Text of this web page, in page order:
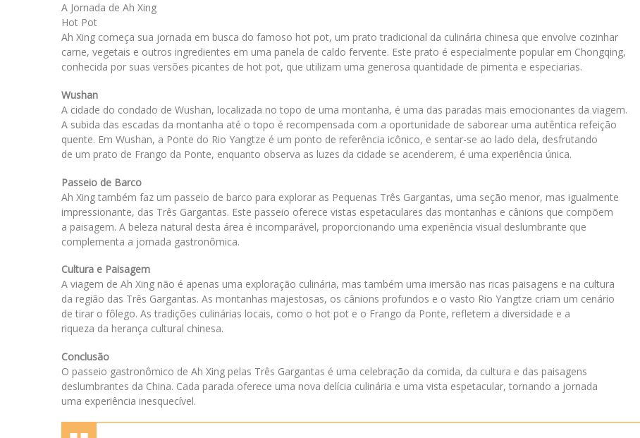
A Jornada de Ah Xing
Hot Pot
Ah Xing começa sua jornada em busca do famoso hot pot, um prato tradicional da culinária chinesa que envolve cozinhar
carne, vegetais e outros ingredientes em uma panela de caldo fervente. Este prato é especialmente popular em Chongqing,
conhecida por suas versões picantes de hot pot, que utilizam uma generosa quantidade de pimenta e especiarias.
Wushan
A cidade do condado de Wushan, localizada no topo de uma montanha, é uma das paradas mais emocionantes da viagem.
A subida das escadas da montanha até o topo é recompensada com a oportunidade de saborear uma autêntica refeição
quente. Em Wushan, a Ponte do Rio Yangtze é um ponto de referência icônico, e sentar-se ao lado dela, desfrutando
de um prato de Frango da Ponte, enquanto observa as luzes da cidade se acenderem, é uma experiência única.
Passeio de Barco
Ah Xing também faz um passeio de barco para explorar as Pequenas Três Gargantas, uma seção menor, mas igualmente
impressionante, das Três Gargantas. Este passeio oferece vistas espetaculares das montanhas e cânions que compõem
a paisagem. A beleza natural desta área é incomparável, proporcionando uma experiência visual deslumbrante que
complementa a jornada gastronômica.
Cultura e Paisagem
A viagem de Ah Xing não é apenas uma exploração culinária, mas também uma imersão nas ricas paisagens e na cultura
da região das Três Gargantas. As montanhas majestosas, os cânions profundos e o vasto Rio Yangtze criam um cenário
de tirar o fôlego. As tradições culinárias locais, como o hot pot e o Frango da Ponte, refletem a diversidade e a
riqueza da herança cultural chinesa.
Conclusão
O passeio gastronômico de Ah Xing pelas Três Gargantas é uma celebração da comida, da cultura e das paisagens
deslumbrantes da China. Cada parada oferece uma nova delícia culinária e uma vista espetacular, tornando a jornada
uma experiência inesquecível.